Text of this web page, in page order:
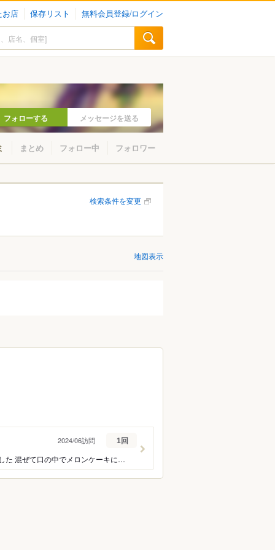
お店 保存リスト 無料会員登録/ログイン
フォローする メッセージを送る
まとめ フォロー中 フォロワー
検索条件を変更
地図表示
プリフィックスコース（¥4,400） 季節のデザートに感動ーです 今回はメロンのケーキでした 混ぜて口の中でメロンケーキになるのも 面白いし、いろいろ楽しみながら味わえ なんといっても美味しー 埋もれてたいくらいですw #石巻ランチ #アルケッチャーノ #アルケッチャーノ石巻 #スイーツ
2024/06訪問 1回